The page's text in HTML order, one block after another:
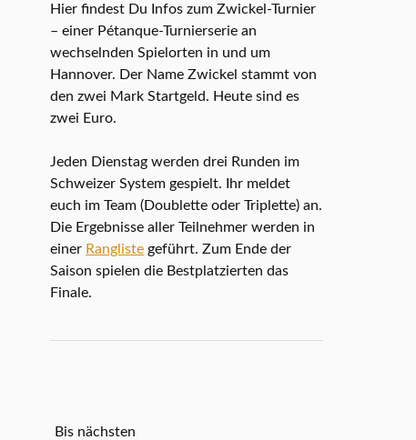
Hier findest Du Infos zum Zwickel-Turnier
– einer Pétanque-Turnierserie an
wechselnden Spielorten in und um
Hannover. Der Name Zwickel stammt von
den zwei Mark Startgeld. Heute sind es
zwei Euro.
Jeden Dienstag werden drei Runden im
Schweizer System gespielt. Ihr meldet
euch im Team (Doublette oder Triplette) an.
Die Ergebnisse aller Teilnehmer werden in
einer Rangliste geführt. Zum Ende der
Saison spielen die Bestplatzierten das
Finale.
Bis nächsten